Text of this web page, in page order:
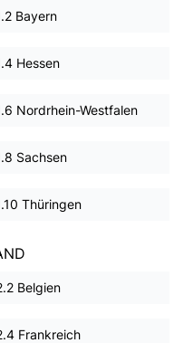
Bayern
Hessen
Nordrhein-Westfalen
Sachsen
Thüringen
Belgien
Frankreich